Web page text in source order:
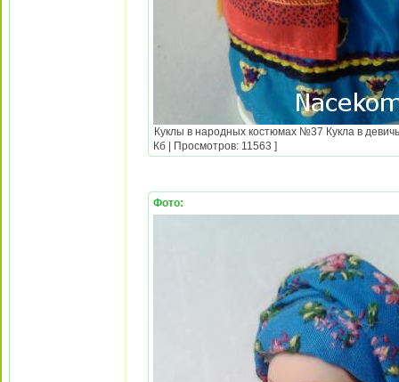
Куклы в народных костюмах №37 Кукла в
Кб | Просмотров: 11563 ]
Фото: